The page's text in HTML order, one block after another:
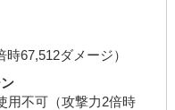
67,512ダメージ）
用不可（攻撃力2倍時